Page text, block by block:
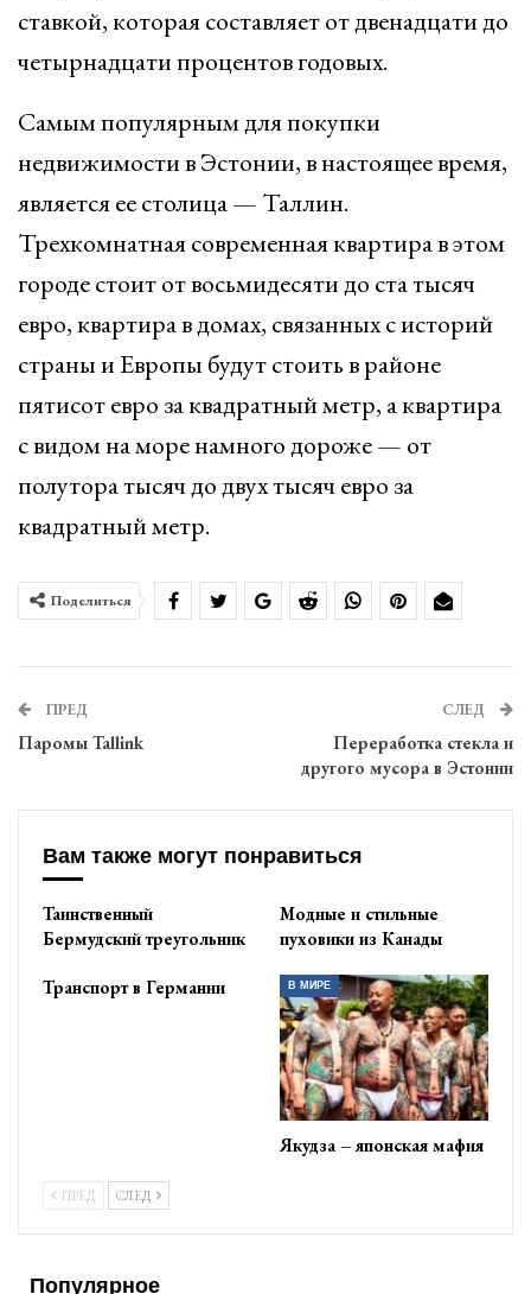
ставкой, которая составляет от двенадцати до
четырнадцати процентов годовых.
Самым популярным для покупки
недвижимости в Эстонии, в настоящее время,
является ее столица — Таллин.
Трехкомнатная современная квартира в этом
городе стоит от восьмидесяти до ста тысяч
евро, квартира в домах, связанных с историй
страны и Европы будут стоить в районе
пятисот евро за квадратный метр, а квартира
с видом на море намного дороже — от
полутора тысяч до двух тысяч евро за
квадратный метр.
Поделиться
ПРЕД
Паромы Tallink
СЛЕД
Переработка стекла и
другого мусора в Эстонии
Вам также могут понравиться
Таинственный
Бермудский треугольник
Модные и стильные
пуховики из Канады
Транспорт в Германии В МИРЕ
Якудза – японская мафия
ПРЕД СЛЕД
Популярное